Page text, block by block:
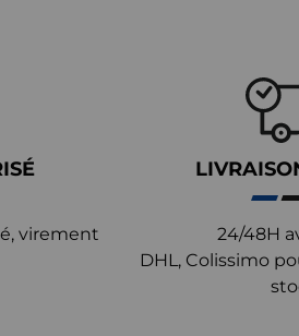
virement
24/48H
DHL, Colissimo